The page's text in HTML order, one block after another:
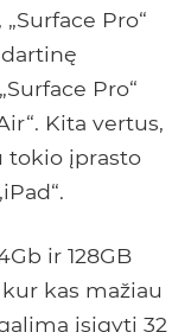
Pro“
Pro“
Kita vertus,
tokio įprasto
ir 128GB
kas mažiau
galima įsigyti 32